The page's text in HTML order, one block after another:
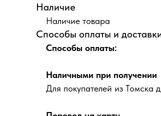
Наличие
Наличие товара
Способы оплаты и
Способы оплаты:
Наличными при получении
Для покупателей из Томска